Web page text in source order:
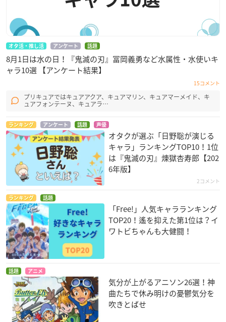
オタ活・推し活 アンケート 話題
8月1日は水の日！『鬼滅の刃』冨岡義勇など水属性・水使いキ
ャラ10選 【アンケート結果】
15コメント
プリキュアではキュアアクア、キュアマリン、キュアマーメイド、キ
ュアフォンテーヌ、キュアラ…
ランキング アンケート 話題 声優
オタクが選ぶ「日野聡が演じる
キャラ」ランキングTOP10！1位
は『鬼滅の刃』煉󠄁獄杏寿郎【202
6年版】
2コメント
ランキング 話題
「Free!」人気キャラランキング
TOP20！遙を抑えた第1位は？イ
ワトビちゃんも大健闘！
話題 アニメ
気分が上がるアニソン26選！神
曲たちで休み明けの憂鬱気分を
吹きとばせ